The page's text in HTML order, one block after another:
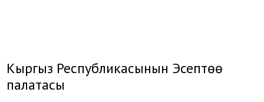
Кыргыз Республикасынын Эсептөө
палатасы